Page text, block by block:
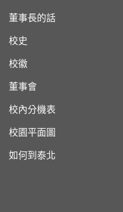
董事長的話
校史
校徽
董事會
校內分機表
校園平面圖
如何到泰北